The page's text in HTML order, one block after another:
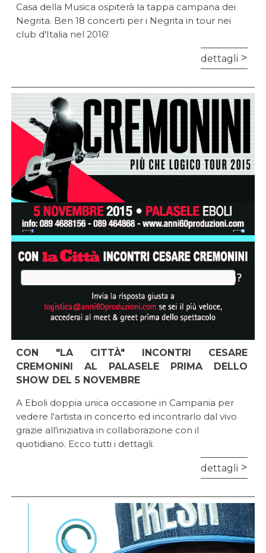
Casa della Musica ospiterà la tappa campana dei
Negrita. Ben 18 concerti per i Negrita in tour nei
club d'Italia nel 2016!
dettagli
CON "LA CITTÀ" INCONTRI CESARE
CREMONINI AL PALASELE PRIMA DELLO
SHOW DEL 5 NOVEMBRE
A Eboli doppia unica occasione in Campania per
vedere l'artista in concerto ed incontrarlo dal vivo
grazie all'iniziativa in collaborazione con il
quotidiano. Ecco tutti i dettagli.
dettagli